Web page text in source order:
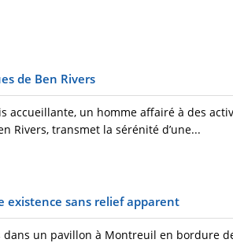
de Ben Rivers
accueillante, un homme affairé à des
Rivers, transmet la sérénité d’une...
existence sans relief apparent
dans un pavillon à Montreuil en bordure